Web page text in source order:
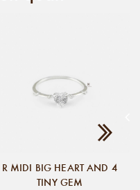
R MIDI BIG HEART AND 4
TINY GEM